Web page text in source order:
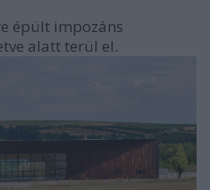
épült impozáns
alatt terül el.